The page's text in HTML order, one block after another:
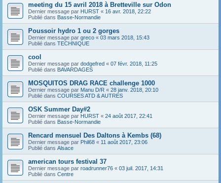
meeting du 15 avril 2018 à Bretteville sur Odon
Dernier message par HURST « 16 avr. 2018, 22:22
Publié dans Basse-Normandie
Poussoir hydro 1 ou 2 gorges
Dernier message par greco « 03 mars 2018, 15:43
Publié dans TECHNIQUE
cool
Dernier message par dodgefred « 07 févr. 2018, 11:25
Publié dans BAVARDAGES
MOSQUITOS DRAG RACE challenge 1000
Dernier message par Manu D/R « 28 janv. 2018, 20:10
Publié dans COURSES ATD & AUTRES
OSK Summer Day#2
Dernier message par HURST « 24 août 2017, 22:41
Publié dans Basse-Normandie
Rencard mensuel Des Daltons à Kembs (68)
Dernier message par Phil68 « 11 août 2017, 23:06
Publié dans Alsace
american tours festival 37
Dernier message par roadrunner76 « 03 juil. 2017, 14:31
Publié dans Centre